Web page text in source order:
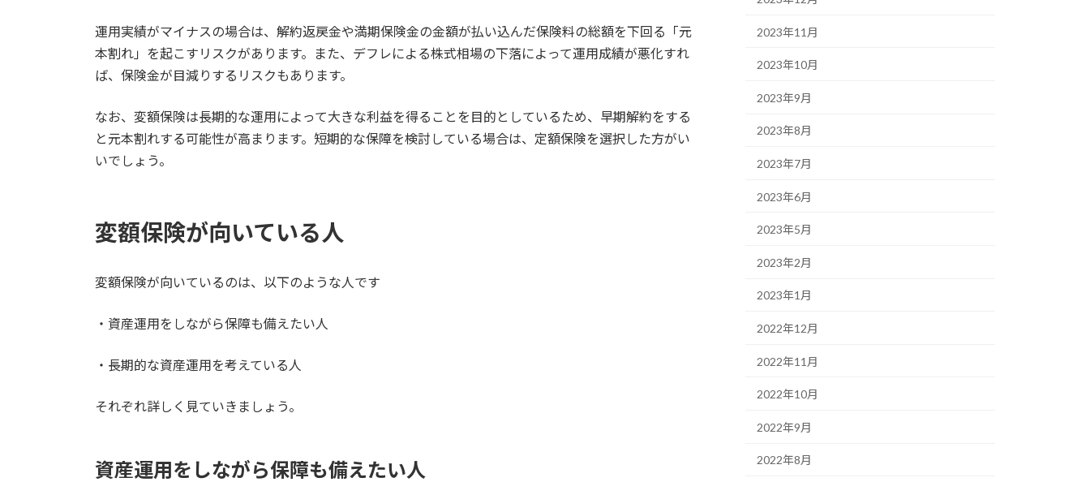
運用実績がマイナスの場合は、解約返戻金や満期保険金の金額が払い込んだ保険料の総額を下回る「元
本割れ」を起こすリスクがあります。また、デフレによる株式相場の下落によって運用成績が悪化すれ
ば、保険金が目減りするリスクもあります。
なお、変額保険は長期的な運用によって大きな利益を得ることを目的としているため、早期解約をする
と元本割れする可能性が高まります。短期的な保障を検討している場合は、定額保険を選択した方がい
いでしょう。
変額保険が向いている人
変額保険が向いているのは、以下のような人です
・資産運用をしながら保障も備えたい人
・長期的な資産運用を考えている人
それぞれ詳しく見ていきましょう。
資産運用をしながら保障も備えたい人
2023年11月
2023年10月
2023年9月
2023年8月
2023年7月
2023年6月
2023年5月
2023年2月
2023年1月
2022年12月
2022年11月
2022年10月
2022年9月
2022年8月